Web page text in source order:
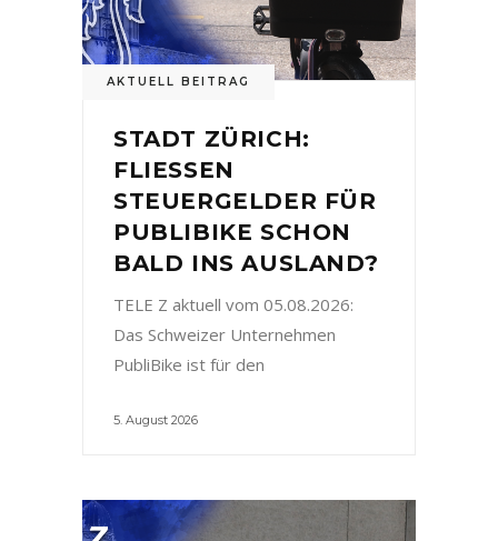
AKTUELL BEITRAG
STADT ZÜRICH:
FLIESSEN
STEUERGELDER FÜR
PUBLIBIKE SCHON
BALD INS AUSLAND?
TELE Z aktuell vom 05.08.2026:
Das Schweizer Unternehmen
PubliBike ist für den
5. August 2026